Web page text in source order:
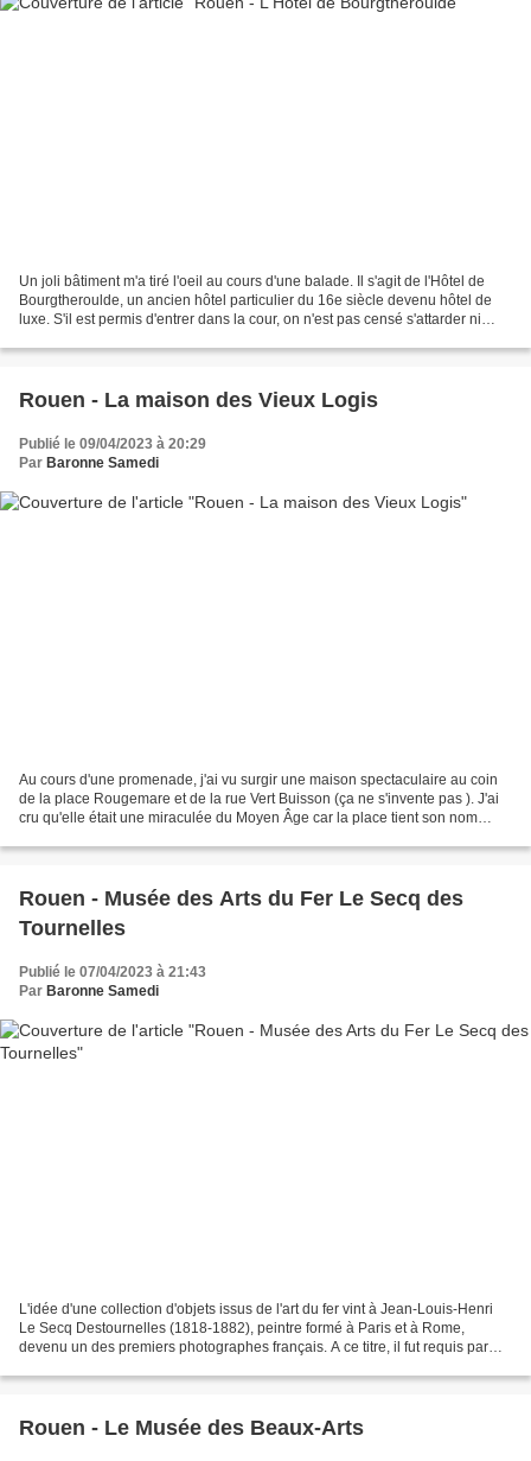
Un joli bâtiment m'a tiré l'oeil au cours d'une balade. Il s'agit de l'Hôtel de
Bourgtheroulde, un ancien hôtel particulier du 16e siècle devenu hôtel de
luxe. S'il est permis d'entrer dans la cour, on n'est pas censé s'attarder ni
Rouen - La maison des Vieux Logis
Publié le 09/04/2023 à 20:29
Par Baronne Samedi
Au cours d'une promenade, j'ai vu surgir une maison spectaculaire au coin
de la place Rougemare et de la rue Vert Buisson (ça ne s'invente pas ). J'ai
cru qu'elle était une miraculée du Moyen Âge car la place tient son nom
Rouen - Musée des Arts du Fer Le Secq des
Tournelles
Publié le 07/04/2023 à 21:43
Par Baronne Samedi
L'idée d'une collection d'objets issus de l'art du fer vint à Jean-Louis-Henri
Le Secq Destournelles (1818-1882), peintre formé à Paris et à Rome,
devenu un des premiers photographes français. A ce titre, il fut requis par
Rouen - Le Musée des Beaux-Arts